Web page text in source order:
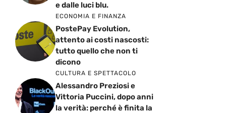
e dalle luci blu.
ECONOMIA E FINANZA
PostePay Evolution,
attento ai costi nascosti:
tutto quello che non ti
dicono
CULTURA E SPETTACOLO
Alessandro Preziosi e
Vittoria Puccini, dopo anni
la verità: perché è finita la